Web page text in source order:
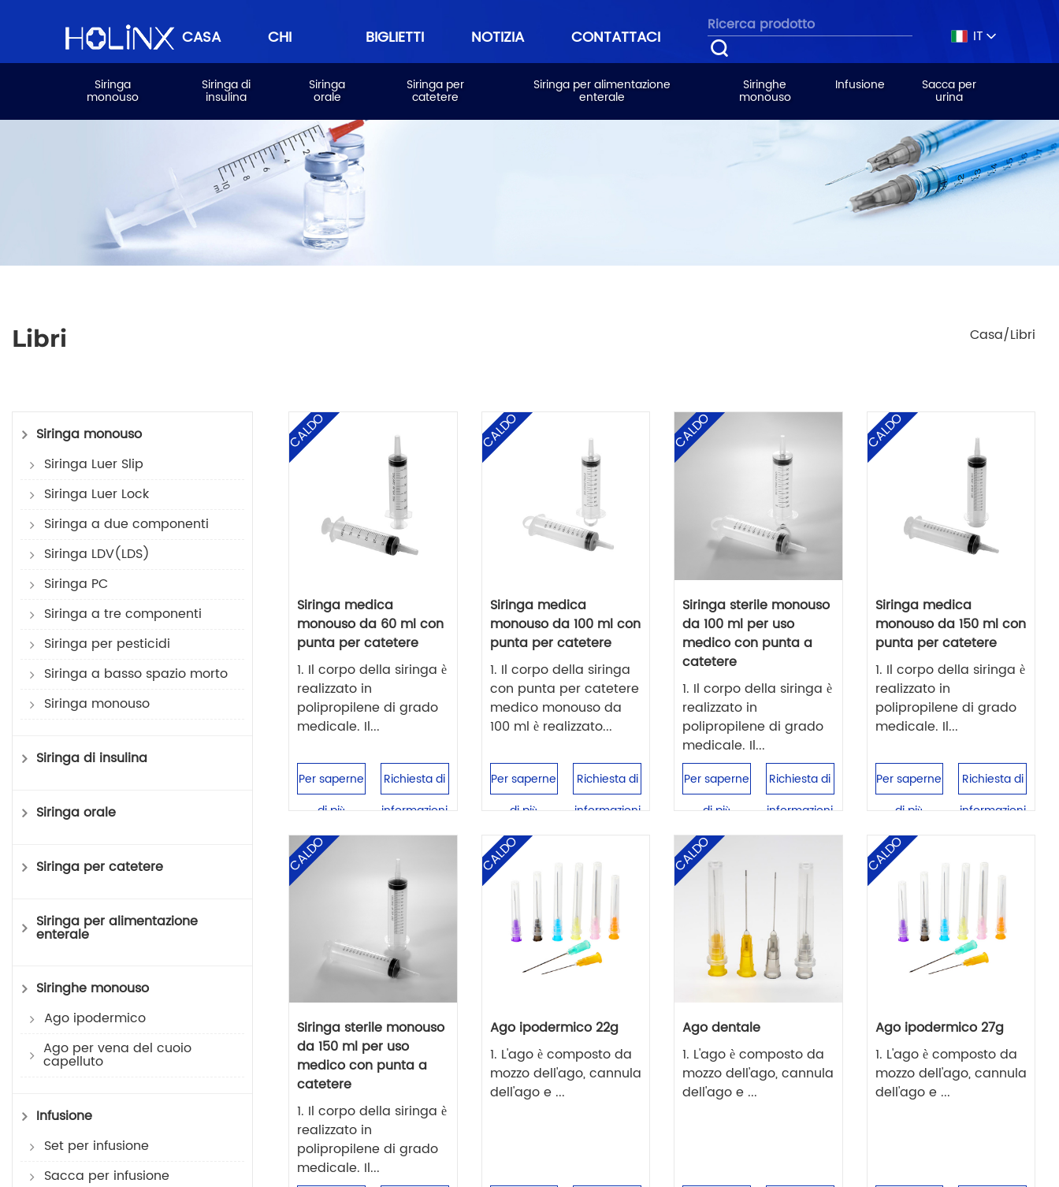
CASA CHI BIGLIETTI NOTIZIA CONTATTACI IT
Siringa
monouso
Siringa di
insulina
Siringa
orale
Siringa per
catetere
Siringa per alimentazione
enterale
Siringhe
monouso
Infusione Sacca per
urina
Libri Casa/Libri
Siringa monouso
Siringa Luer Slip
Siringa Luer Lock
Siringa a due componenti
Siringa LDV(LDS)
Siringa PC
Siringa a tre componenti
Siringa per pesticidi
Siringa a basso spazio morto
Siringa monouso
Siringa di insulina
Siringa orale
Siringa per catetere
Siringa per alimentazione
enterale
Siringhe monouso
Ago ipodermico
Ago per vena del cuoio
capelluto
Infusione
Set per infusione
Sacca per infusione
CALDO
Siringa medica
monouso da 60 ml con
punta per catetere
1. Il corpo della siringa è
realizzato in
polipropilene di grado
medicale. Il...
Per saperne
di più
Richiesta di
informazioni
CALDO
Siringa medica
monouso da 100 ml con
punta per catetere
1. Il corpo della siringa
con punta per catetere
medico monouso da
100 ml è realizzato...
Per saperne
di più
Richiesta di
informazioni
CALDO
Siringa sterile monouso
da 100 ml per uso
medico con punta a
catetere
1. Il corpo della siringa è
realizzato in
polipropilene di grado
medicale. Il...
Per saperne
di più
Richiesta di
informazioni
CALDO
Siringa medica
monouso da 150 ml con
punta per catetere
1. Il corpo della siringa è
realizzato in
polipropilene di grado
medicale. Il...
Per saperne
di più
Richiesta di
informazioni
CALDO
Siringa sterile monouso
da 150 ml per uso
medico con punta a
catetere
1. Il corpo della siringa è
realizzato in
polipropilene di grado
medicale. Il...
CALDO
Ago ipodermico 22g
1. L'ago è composto da
mozzo dell'ago, cannula
dell'ago e ...
CALDO
Ago dentale
1. L'ago è composto da
mozzo dell'ago, cannula
dell'ago e ...
CALDO
Ago ipodermico 27g
1. L'ago è composto da
mozzo dell'ago, cannula
dell'ago e ...